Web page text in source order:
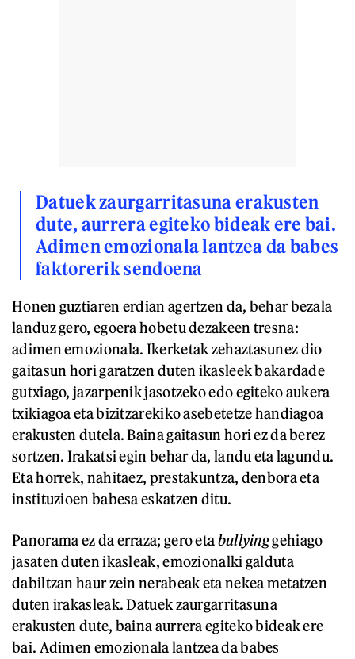
Datuek zaurgarritasuna erakusten
dute, aurrera egiteko bideak ere bai.
Adimen emozionala lantzea da babes
faktorerik sendoena
Honen guztiaren erdian agertzen da, behar bezala
landuz gero, egoera hobetu dezakeen tresna:
adimen emozionala. Ikerketak zehaztasunez dio
gaitasun hori garatzen duten ikasleek bakardade
gutxiago, jazarpenik jasotzeko edo egiteko aukera
txikiagoa eta bizitzarekiko asebetetze handiagoa
erakusten dutela. Baina gaitasun hori ez da berez
sortzen. Irakatsi egin behar da, landu eta lagundu.
Eta horrek, nahitaez, prestakuntza, denbora eta
instituzioen babesa eskatzen ditu.
Panorama ez da erraza; gero etabullyinggehiago
jasaten duten ikasleak, emozionalki galduta
dabiltzan haur zein nerabeak eta nekea metatzen
duten irakasleak. Datuek zaurgarritasuna
erakusten dute, baina aurrera egiteko bideak ere
bai. Adimen emozionala lantzea da babes